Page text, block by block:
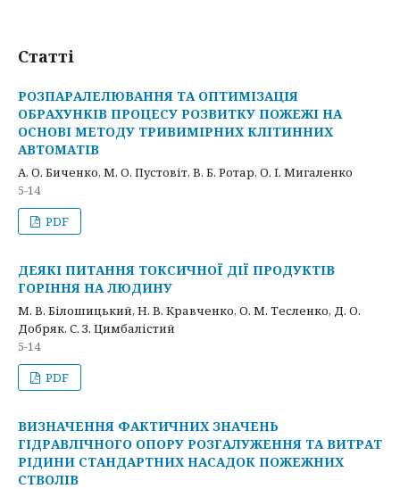
Статті
РОЗПАРАЛЕЛЮВАННЯ ТА ОПТИМІЗАЦІЯ
ОБРАХУНКІВ ПРОЦЕСУ РОЗВИТКУ ПОЖЕЖІ НА
ОСНОВІ МЕТОДУ ТРИВИМІРНИХ КЛІТИННИХ
АВТОМАТІВ
А. О. Биченко, М. О. Пустовіт, В. Б. Ротар, О. І. Мигаленко
5-14
PDF
ДЕЯКІ ПИТАННЯ ТОКСИЧНОЇ ДІЇ ПРОДУКТІВ
ГОРІННЯ НА ЛЮДИНУ
М. В. Білошицький, Н. В. Кравченко, О. М. Тесленко, Д. О.
Добряк, С. З. Цимбалістий
5-14
PDF
ВИЗНАЧЕННЯ ФАКТИЧНИХ ЗНАЧЕНЬ
ГІДРАВЛІЧНОГО ОПОРУ РОЗГАЛУЖЕННЯ ТА ВИТРАТ
РІДИНИ СТАНДАРТНИХ НАСАДОК ПОЖЕЖНИХ
СТВОЛІВ